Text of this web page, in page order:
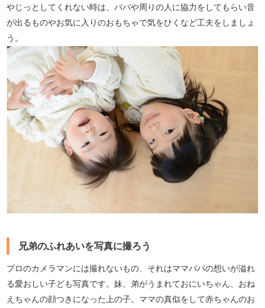
やじっとしてくれない時は、パパや周りの人に協力をしてもらい音
が出るものやお気に入りのおもちゃで気をひくなど工夫をしましょ
う。
兄弟のふれあいを写真に撮ろう
プロのカメラマンには撮れないもの、それはママパパの想いが溢れ
る愛おしい子ども写真です。妹、弟がうまれておにいちゃん、おね
えちゃんの顔つきになった上の子。ママの真似をして赤ちゃんのお